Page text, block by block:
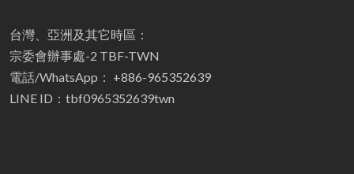
台灣、亞洲及其它時區：
宗委會辦事處-2 TBF-TWN
電話/WhatsApp： +886-965352639
LINE ID：tbf0965352639twn